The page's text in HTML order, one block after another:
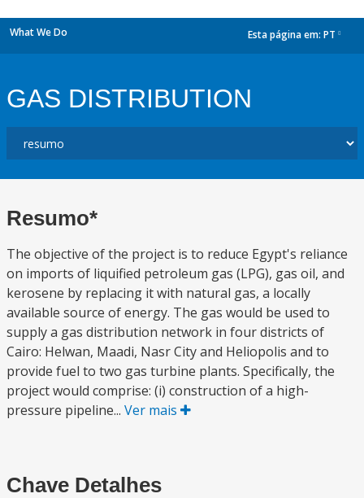
What We Do Esta página em: PT
GAS DISTRIBUTION
Resumo*
The objective of the project is to reduce Egypt's reliance
on imports of liquified petroleum gas (LPG), gas oil, and
kerosene by replacing it with natural gas, a locally
available source of energy. The gas would be used to
supply a gas distribution network in four districts of
Cairo: Helwan, Maadi, Nasr City and Heliopolis and to
provide fuel to two gas turbine plants. Specifically, the
project would comprise: (i) construction of a high-
pressure pipeline... Ver mais
Chave Detalhes